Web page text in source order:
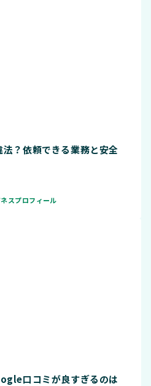
？依頼できる業務と安全
スプロフィール
口コミが良すぎるのは